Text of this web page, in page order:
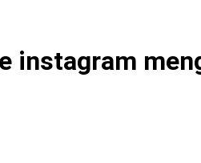
instagram